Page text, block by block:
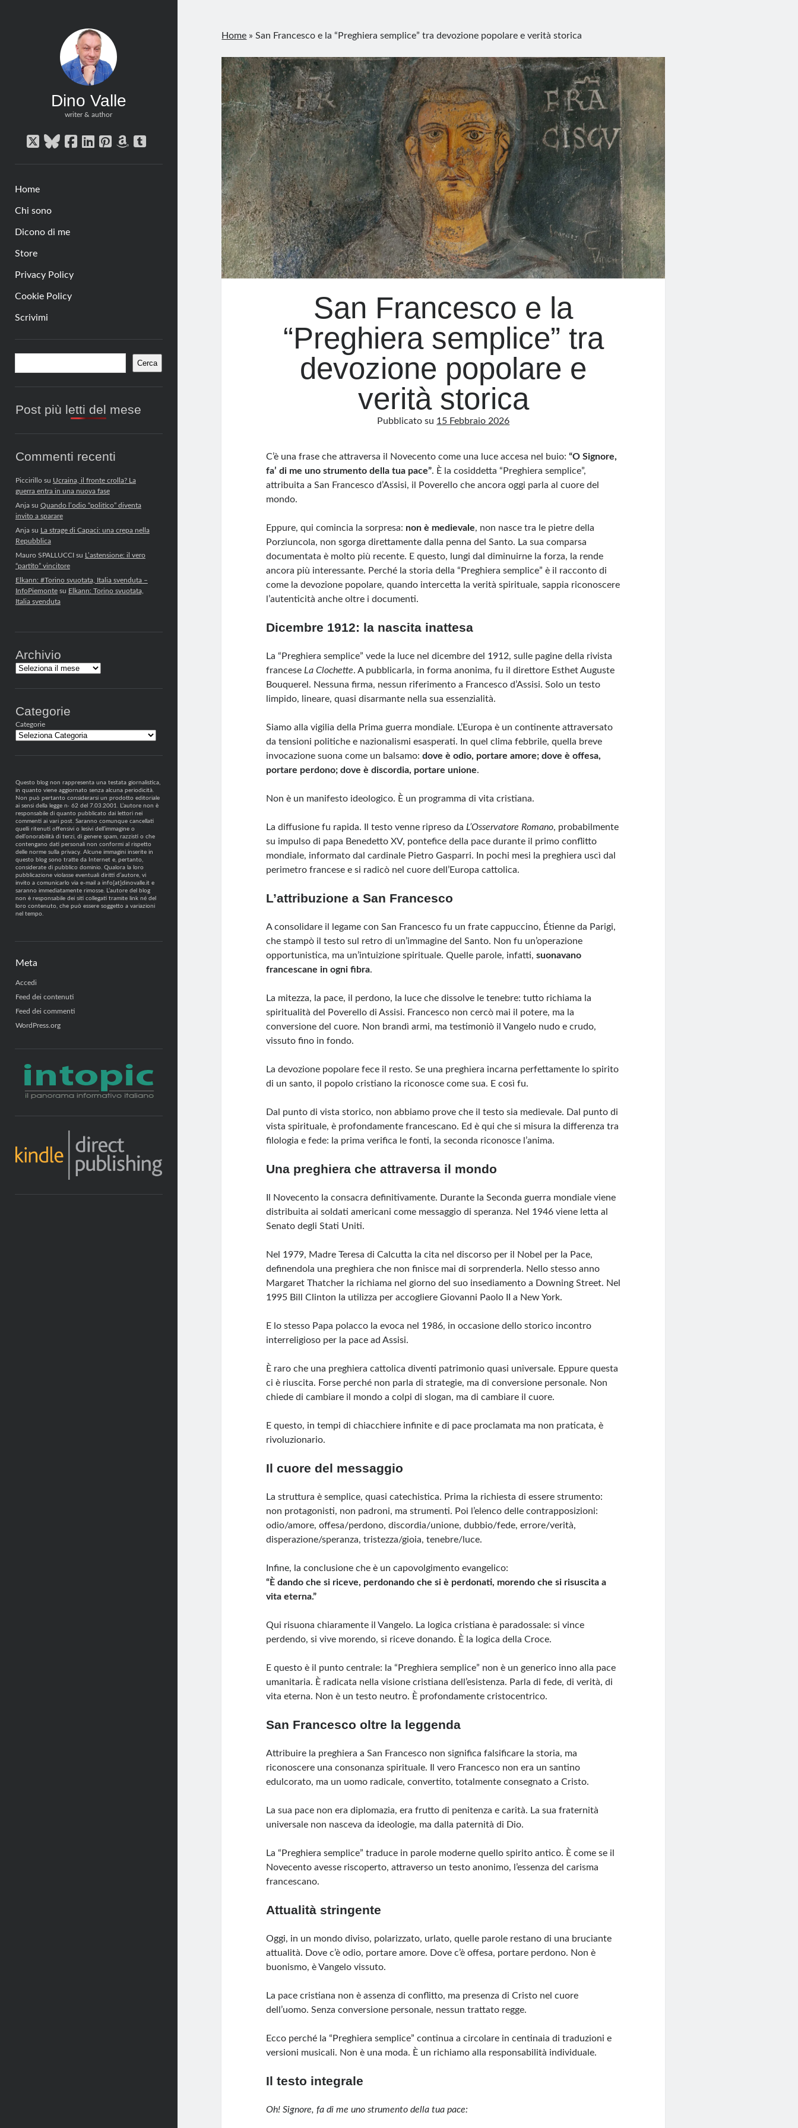
Dino Valle
writer & author
twitterbluesky
facebook
linkedin
pinterest
amazon
tumblr
Home
Chi sono
Dicono di me
Store
Privacy Policy
Cookie Policy
Scrivimi
Barra
laterale
Cerca
Post più letti del mese
Commenti recenti
Piccirillosu Ucraina, il fronte crolla? La
guerra entra in una nuova fase
Anjasu Quando l’odio “politico” diventa
invito a sparare
Anjasu La strage di Capaci: una crepa nella
Repubblica
Mauro SPALLUCCIsu L’astensione: il vero
“partito” vincitore
Elkann: #Torino svuotata, Italia svenduta –
InfoPiemontesu Elkann: Torino svuotata,
Italia svenduta
Archivio
Archivi
Categorie
Categorie
Questo blog non rappresenta una testata giornalistica,
in quanto viene aggiornato senza alcuna periodicità.
Non può pertanto considerarsi un prodotto editoriale
ai sensi della legge n· 62 del 7.03.2001. L’autore non è
responsabile di quanto pubblicato dai lettori nei
commenti ai vari post. Saranno comunque cancellati
quelli ritenuti offensivi o lesivi dell’immagine o
dell’onorabilità di terzi, di genere spam, razzisti o che
contengano dati personali non conformi al rispetto
delle norme sulla privacy. Alcune immagini inserite in
questo blog sono tratte da Internet e, pertanto,
considerate di pubblico dominio. Qualora la loro
pubblicazione violasse eventuali diritti d’autore, vi
invito a comunicarlo via e-mail a info[at]dinovalle.it e
saranno immediatamente rimosse. L’autore del blog
non è responsabile dei siti collegati tramite link né del
loro contenuto, che può essere soggetto a variazioni
nel tempo.
Meta
Accedi
Feed dei contenuti
Feed dei commenti
WordPress.org
Home »San Francesco e la “Preghiera semplice” tra devozione popolare e verità storica
San Francesco e la
“Preghiera semplice” tra
devozione popolare e
verità storica
Pubblicato su 15 Febbraio 2026
C’è una frase che attraversa il Novecento come una luce accesa nel buio:“O Signore,
fa’ di me uno strumento della tua pace”. È la cosiddetta “Preghiera semplice”,
attribuita a San Francesco d’Assisi, il Poverello che ancora oggi parla al cuore del
mondo.
Eppure, qui comincia la sorpresa: non è medievale, non nasce tra le pietre della
Porziuncola, non sgorga direttamente dalla penna del Santo. La sua comparsa
documentata è molto più recente. E questo, lungi dal diminuirne la forza, la rende
ancora più interessante. Perché la storia della “Preghiera semplice” è il racconto di
come la devozione popolare, quando intercetta la verità spirituale, sappia riconoscere
l’autenticità anche oltre i documenti.
Dicembre 1912: la nascita inattesa
La “Preghiera semplice” vede la luce nel dicembre del 1912, sulle pagine della rivista
franceseLa Clochette. A pubblicarla, in forma anonima, fu il direttore Esthet Auguste
Bouquerel. Nessuna firma, nessun riferimento a Francesco d’Assisi. Solo un testo
limpido, lineare, quasi disarmante nella sua essenzialità.
Siamo alla vigilia della Prima guerra mondiale. L’Europa è un continente attraversato
da tensioni politiche e nazionalismi esasperati. In quel clima febbrile, quella breve
invocazione suona come un balsamo:dove è odio, portare amore; dove è offesa,
portare perdono; dove è discordia, portare unione.
Non è un manifesto ideologico. È un programma di vita cristiana.
La diffusione fu rapida. Il testo venne ripreso daL’Osservatore Romano, probabilmente
su impulso di papa Benedetto XV, pontefice della pace durante il primo conflitto
mondiale, informato dal cardinale Pietro Gasparri. In pochi mesi la preghiera uscì dal
perimetro francese e si radicò nel cuore dell’Europa cattolica.
L’attribuzione a San Francesco
A consolidare il legame con San Francesco fu un frate cappuccino, Étienne da Parigi,
che stampò il testo sul retro di un’immagine del Santo. Non fu un’operazione
opportunistica, ma un’intuizione spirituale. Quelle parole, infatti,suonavano
francescane in ogni fibra.
La mitezza, la pace, il perdono, la luce che dissolve le tenebre: tutto richiama la
spiritualità del Poverello di Assisi. Francesco non cercò mai il potere, ma la
conversione del cuore. Non brandì armi, ma testimoniò il Vangelo nudo e crudo,
vissuto fino in fondo.
La devozione popolare fece il resto. Se una preghiera incarna perfettamente lo spirito
di un santo, il popolo cristiano la riconosce come sua. E così fu.
Dal punto di vista storico, non abbiamo prove che il testo sia medievale. Dal punto di
vista spirituale, è profondamente francescano. Ed è qui che si misura la differenza tra
filologia e fede: la prima verifica le fonti, la seconda riconosce l’anima.
Una preghiera che attraversa il mondo
Il Novecento la consacra definitivamente. Durante la Seconda guerra mondiale viene
distribuita ai soldati americani come messaggio di speranza. Nel 1946 viene letta al
Senato degli Stati Uniti.
Nel 1979, Madre Teresa di Calcutta la cita nel discorso per il Nobel per la Pace,
definendola una preghiera che non finisce mai di sorprenderla. Nello stesso anno
Margaret Thatcher la richiama nel giorno del suo insediamento a Downing Street. Nel
1995 Bill Clinton la utilizza per accogliere Giovanni Paolo II a New York.
E lo stesso Papa polacco la evoca nel 1986, in occasione dello storico incontro
interreligioso per la pace ad Assisi.
È raro che una preghiera cattolica diventi patrimonio quasi universale. Eppure questa
ci è riuscita. Forse perché non parla di strategie, ma di conversione personale. Non
chiede di cambiare il mondo a colpi di slogan, ma di cambiare il cuore.
E questo, in tempi di chiacchiere infinite e di pace proclamata ma non praticata, è
rivoluzionario.
Il cuore del messaggio
La struttura è semplice, quasi catechistica. Prima la richiesta di essere strumento:
non protagonisti, non padroni, ma strumenti. Poi l’elenco delle contrapposizioni:
odio/amore, offesa/perdono, discordia/unione, dubbio/fede, errore/verità,
disperazione/speranza, tristezza/gioia, tenebre/luce.
Infine, la conclusione che è un capovolgimento evangelico:
“È dando che si riceve, perdonando che si è perdonati, morendo che si risuscita a
vita eterna.”
Qui risuona chiaramente il Vangelo. La logica cristiana è paradossale: si vince
perdendo, si vive morendo, si riceve donando. È la logica della Croce.
E questo è il punto centrale: la “Preghiera semplice” non è un generico inno alla pace
umanitaria. È radicata nella visione cristiana dell’esistenza. Parla di fede, di verità, di
vita eterna. Non è un testo neutro. È profondamente cristocentrico.
San Francesco oltre la leggenda
Attribuire la preghiera a San Francesco non significa falsificare la storia, ma
riconoscere una consonanza spirituale. Il vero Francesco non era un santino
edulcorato, ma un uomo radicale, convertito, totalmente consegnato a Cristo.
La sua pace non era diplomazia, era frutto di penitenza e carità. La sua fraternità
universale non nasceva da ideologie, ma dalla paternità di Dio.
La “Preghiera semplice” traduce in parole moderne quello spirito antico. È come se il
Novecento avesse riscoperto, attraverso un testo anonimo, l’essenza del carisma
francescano.
Attualità stringente
Oggi, in un mondo diviso, polarizzato, urlato, quelle parole restano di una bruciante
attualità. Dove c’è odio, portare amore. Dove c’è offesa, portare perdono. Non è
buonismo, è Vangelo vissuto.
La pace cristiana non è assenza di conflitto, ma presenza di Cristo nel cuore
dell’uomo. Senza conversione personale, nessun trattato regge.
Ecco perché la “Preghiera semplice” continua a circolare in centinaia di traduzioni e
versioni musicali. Non è una moda. È un richiamo alla responsabilità individuale.
Il testo integrale
Oh! Signore, fa di me uno strumento della tua pace: